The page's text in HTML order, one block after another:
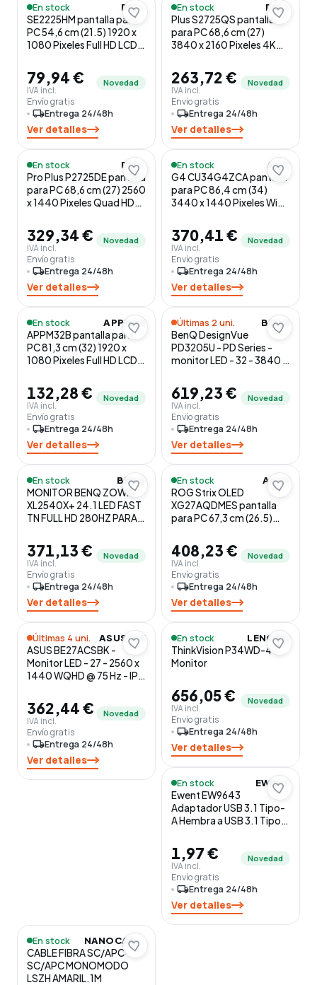
En stock DELL
SE2225HM pantalla para
PC 54,6 cm (21.5) 1920 x
1080 Pixeles Full HD LCD
79,94 €
IVA incl.
Novedad
Envío gratis
local_shippingEntrega 24/48h
Ver detalles
En stock DELL
Plus S2725QS pantalla
para PC 68,6 cm (27)
3840 x 2160 Pixeles 4K
263,72 €
IVA incl.
Novedad
Envío gratis
local_shippingEntrega 24/48h
Ver detalles
En stock DELL
Pro Plus P2725DE pantalla
para PC 68,6 cm (27) 2560
x 1440 Pixeles Quad HD
329,34 €
IVA incl.
Novedad
Envío gratis
local_shippingEntrega 24/48h
Ver detalles
En stock AOC
G4 CU34G4ZCA pantalla
para PC 86,4 cm (34)
3440 x 1440 Pixeles Wide
370,41 €
IVA incl.
Novedad
Envío gratis
local_shippingEntrega 24/48h
Ver detalles
En stock APPROX
APPM32B pantalla para
PC 81,3 cm (32) 1920 x
1080 Pixeles Full HD LCD
132,28 €
IVA incl.
Novedad
Envío gratis
local_shippingEntrega 24/48h
Ver detalles
Últimas 2 uni. BENQ
BenQ DesignVue
PD3205U - PD Series -
monitor LED - 32 - 3840 x
250 cd/m² - 1000:1 -
HDR10 - 5 ms - HDMI,
DisplayPort, USB-C -
altavoces
619,23 €
IVA incl.
Novedad
Envío gratis
local_shippingEntrega 24/48h
Ver detalles
En stock BENQ
MONITOR BENQ ZOWIE
XL2540X+ 24.1 LED FAST
TN FULL HD 280HZ PARA
371,13 €
IVA incl.
Novedad
Envío gratis
local_shippingEntrega 24/48h
Ver detalles
En stock ASUS
ROG Strix OLED
XG27AQDMES pantalla
para PC 67,3 cm (26.5)
HD QD-OLED Negro
408,23 €
IVA incl.
Novedad
Envío gratis
local_shippingEntrega 24/48h
Ver detalles
Últimas 4 uni. ASUSTEK
ASUS BE27ACSBK -
Monitor LED - 27 - 2560 x
1440 WQHD @ 75 Hz - IPS
ms - HDMI, 2xDisplayPort,
USB-C - altavoces -
negro
362,44 €
IVA incl.
Novedad
Envío gratis
local_shippingEntrega 24/48h
Ver detalles
En stock LENOVO
ThinkVision P34WD-40
Monitor
656,05 €
IVA incl.
Novedad
Envío gratis
local_shippingEntrega 24/48h
Ver detalles
En stock EWENT
Ewent EW9643
Adaptador USB 3.1 Tipo-
A Hembra a USB 3.1 Tipo-
1,97 €
IVA incl.
Novedad
Envío gratis
local_shippingEntrega 24/48h
Ver detalles
En stock NANOCABLE
CABLE FIBRA SC/APC-
SC/APC MONOMODO
LSZH AMARIL.1M